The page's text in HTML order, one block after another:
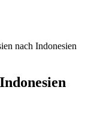
nach Indonesien